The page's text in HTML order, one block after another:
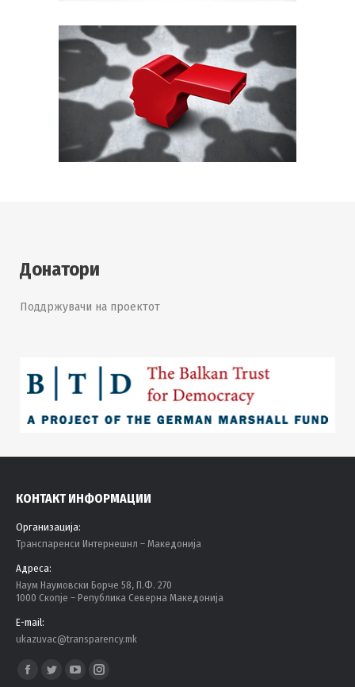
Донатори
Поддржувачи на проектот
КОНТАКТ ИНФОРМАЦИИ
Организација:
Tранспаренси Интернешнл – Македонија
Адреса:
Наум Наумовски Борче 58, П.Ф. 270
1000 Скопје – Република Северна Македонија
E-mail:
ukazuvac@transparency.mk
Find us on:
FacebookTwitter YouTubeInstagram